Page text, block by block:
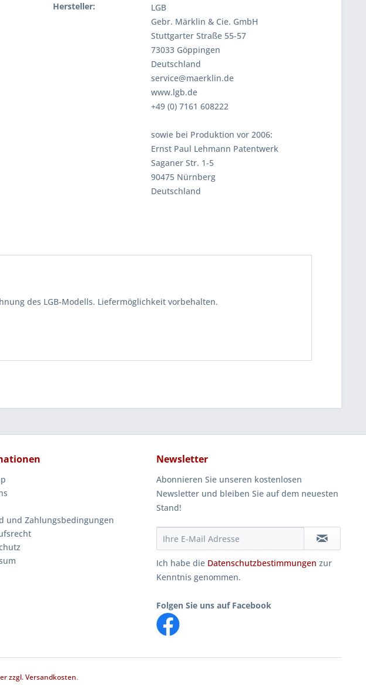
Hersteller:
LGB
Gebr. Märklin & Cie. GmbH
Stuttgarter Straße 55-57
73033 Göppingen
Deutschland
service@maerklin.de
www.lgb.de
+49 (0) 7161 608222
sowie bei Produktion vor 2006:
Ernst Paul Lehmann Patentwerk
Saganer Str. 1-5
90475 Nürnberg
Deutschland
des LGB-Modells. Liefermöglichkeit vorbehalten.
und Zahlungsbedingungen
Newsletter
Abonnieren Sie unseren kostenlosen
Newsletter und bleiben Sie auf dem neuesten
Stand!
Ich habe die Datenschutzbestimmungen zur
Kenntnis genommen.
Folgen Sie uns auf Facebook
zzgl.Versandkosten.